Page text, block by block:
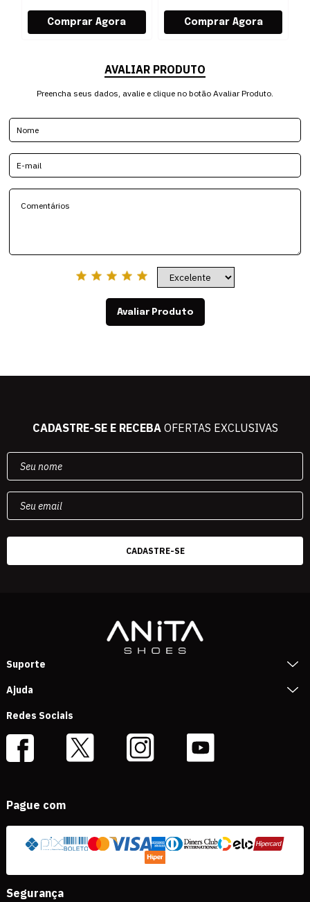
AVALIAR PRODUTO
Preencha seus dados, avalie e clique no botão Avaliar Produto.
Avaliar Produto
CADASTRE-SE E RECEBAOFERTAS EXCLUSIVAS
Suporte
Ajuda
Redes Sociais
Pague com
Segurança